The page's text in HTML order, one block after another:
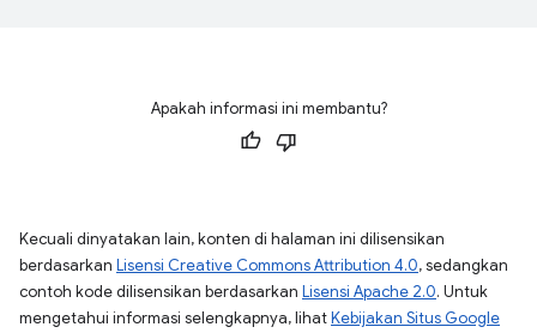
Apakah informasi ini membantu?
Kecuali dinyatakan lain, konten di halaman ini dilisensikan
berdasarkan Lisensi Creative Commons Attribution 4.0, sedangkan
contoh kode dilisensikan berdasarkan Lisensi Apache 2.0. Untuk
mengetahui informasi selengkapnya, lihatKebijakan Situs Google